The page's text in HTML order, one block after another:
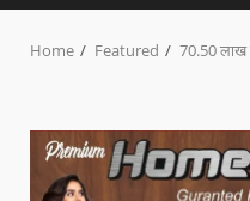
Home Featured 70.50 लाख